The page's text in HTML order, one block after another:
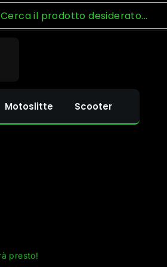
Motoslitte Scooter
presto!